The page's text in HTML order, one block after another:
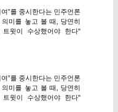
”를 중시한다는 민주언론
미를 놓고 볼 때, 당연히
윗이 수상했어야 한다"
”를 중시한다는 민주언론
미를 놓고 볼 때, 당연히
윗이 수상했어야 한다"